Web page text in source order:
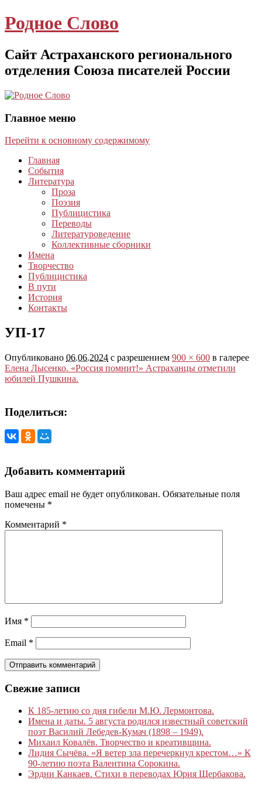
Родное Слово
Сайт Астраханского регионального
отделения Союза писателей России
Главное меню
Перейти к основному содержимому
Главная
События
Литература
Проза
Поэзия
Публицистика
Переводы
Литературоведение
Коллективные сборники
Имена
Творчество
Публицистика
В пути
История
Контакты
УП-17
Опубликовано 06.06.2024 с разрешением 900 × 600 в галерее
Елена Лысенко. «Россия помнит!» Астраханцы отметили
юбилей Пушкина.
Поделиться:
Добавить комментарий
Ваш адрес email не будет опубликован. Обязательные поля
помечены *
Комментарий *
Имя *
Email *
Свежие записи
К 185‑летию со дня гибели М.Ю. Лермонтова.
Имена и даты. 5 августа родился известный советский
поэт Василий Лебедев-Кумач (1898 – 1949).
Михаил Ковалёв. Творчество и креативщина.
Лидия Сычёва. «Я ветер зла перечеркнул крестом…» К
90-летию поэта Валентина Сорокина.
Эрдни Канкаев. Стихи в переводах Юрия Щербакова.